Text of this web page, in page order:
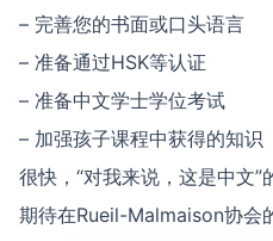
– 完善您的书面或口头语言
– 准备通过HSK等认证
– 准备中文学士学位考试
– 加强孩子课程中获得的知识
很快，“对我来说，这是中文”
期待在Rueil-Malmaison协会